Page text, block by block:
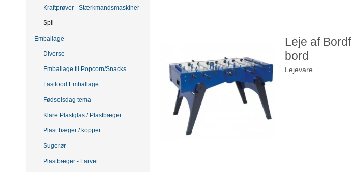
Kraftprøver - Stærkmandsmaskiner
Spil
Emballage
Diverse
Emballage til Popcorn/Snacks
Fastfood Emballage
Fødselsdag tema
Klare Plastglas / Plastbæger
Plast bæger / kopper
Sugerør
Plastbæger - Farvet
Leje af
bord
Lejevare